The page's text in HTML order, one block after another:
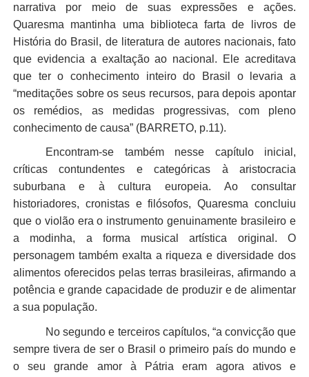
narrativa por meio de suas expressões e ações.
Quaresma mantinha uma biblioteca farta de livros de
História do Brasil, de literatura de autores nacionais, fato
que evidencia a exaltação ao nacional. Ele acreditava
que ter o conhecimento inteiro do Brasil o levaria a
“meditações sobre os seus recursos, para depois apontar
os remédios, as medidas progressivas, com pleno
conhecimento de causa” (BARRETO, p.11).
Encontram-se também nesse capítulo inicial,
críticas contundentes e categóricas à aristocracia
suburbana e à cultura europeia. Ao consultar
historiadores, cronistas e filósofos, Quaresma concluiu
que o violão era o instrumento genuinamente brasileiro e
a modinha, a forma musical artística original. O
personagem também exalta a riqueza e diversidade dos
alimentos oferecidos pelas terras brasileiras, afirmando a
potência e grande capacidade de produzir e de alimentar
a sua população.
No segundo e terceiros capítulos, “a convicção que
sempre tivera de ser o Brasil o primeiro país do mundo e
o seu grande amor à Pátria eram agora ativos e